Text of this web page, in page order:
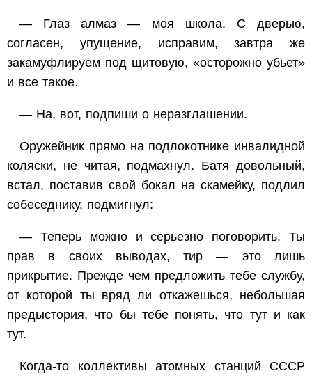
— Глаз алмаз — моя школа. С дверью,
согласен, упущение, исправим, завтра же
закамуфлируем под щитовую, «осторожно убьет»
и все такое.
— На, вот, подпиши о неразглашении.
Оружейник прямо на подлокотнике инвалидной
коляски, не читая, подмахнул. Батя довольный,
встал, поставив свой бокал на скамейку, подлил
собеседнику, подмигнул:
— Теперь можно и серьезно поговорить. Ты
прав в своих выводах, тир — это лишь
прикрытие. Прежде чем предложить тебе службу,
от которой ты вряд ли откажешься, небольшая
предыстория, что бы тебе понять, что тут и как
тут.
Когда-то коллективы атомных станций СССР